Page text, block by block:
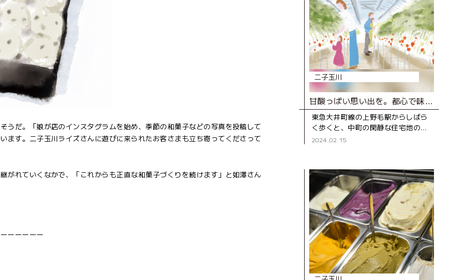
だ。「娘が店のインスタグラムを始め、季節の和菓子などの写真を投稿して
ます。二子玉川ライズさんに遊びに来られたお客さまも立ち寄ってくださって
れていくなかで、「これからも正直な和菓子づくりを続けます」と如澤さん
ーーーーー
二子玉川
甘酸っぱい思い出を。都心で味わういちご狩り体験。
東急大井町線の上野毛駅からしばら
く歩くと、中町の閑静な住宅地の一
角に立つ数棟のビニールハウスを目
2024.02.15